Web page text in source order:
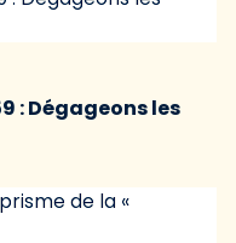
: Dégageons les